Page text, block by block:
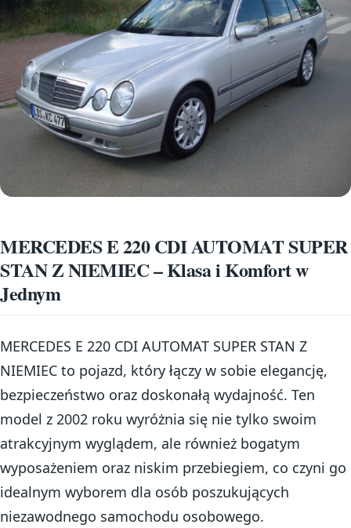
MERCEDES E 220 CDI AUTOMAT SUPER
STAN Z NIEMIEC – Klasa i Komfort w
Jednym
MERCEDES E 220 CDI AUTOMAT SUPER STAN Z
NIEMIEC to pojazd, który łączy w sobie elegancję,
bezpieczeństwo oraz doskonałą wydajność. Ten
model z 2002 roku wyróżnia się nie tylko swoim
atrakcyjnym wyglądem, ale również bogatym
wyposażeniem oraz niskim przebiegiem, co czyni go
idealnym wyborem dla osób poszukujących
niezawodnego samochodu osobowego.